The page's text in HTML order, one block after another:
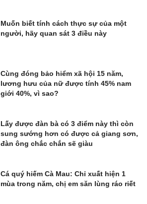
Muốn biết tính cách thực sự của một
người, hãy quan sát 3 điều này
Cùng đóng bảo hiểm xã hội 15 năm,
lương hưu của nữ được tính 45% nam
giới 40%, vì sao?
Lấy được đàn bà có 3 điểm này thì còn
sung sướng hơn có được cả giang sơn,
đàn ông chắc chắn sẽ giàu
Cá quý hiếm Cà Mau: Chỉ xuất hiện 1
mùa trong năm, chị em săn lùng ráo riết